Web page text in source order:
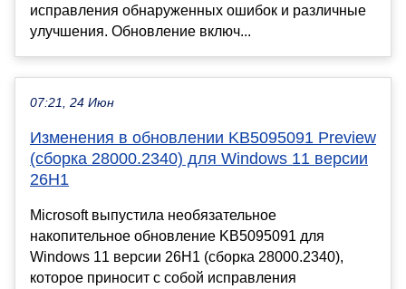
исправления обнаруженных ошибок и различные
улучшения. Обновление включ...
07:21, 24 Июн
Изменения в обновлении KB5095091 Preview
(сборка 28000.2340) для Windows 11 версии
26H1
Microsoft выпустила необязательное
накопительное обновление KB5095091 для
Windows 11 версии 26H1 (сборка 28000.2340),
которое приносит с собой исправления